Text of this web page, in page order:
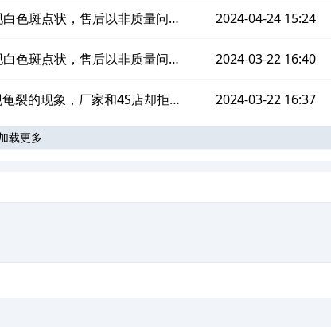
色斑点状，售后以非质量问题
处理
2024-04-24 15:24
色斑点状，售后以非质量问题
处理
2024-03-22 16:40
裂的现象，厂家和4S店却拒绝
赔
2024-03-22 16:37
载更多